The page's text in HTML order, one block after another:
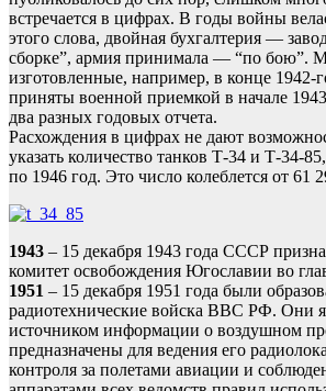
встречается в цифрах. В годы войны
этого слова, двойная бухгалтерия —
сборке”, армия принимала — “по бою”.
изготовленные, например, в конце 1942-
приняты военной приемкой в начале
два разных годовых отчета.
Расхождения в цифрах не дают
указать количество танков Т-34 и Т-34-
по 1946 год. Это число колеблется от 61
1943 – 15 декабря 1943 года СССР
комитет освобождения Югославии во
1951 – 15 декабря 1951 года были
радиотехнические войска ВВС РФ. Они
источником информации о воздушном
предназначены для ведения его
контроля за полетами авиации и